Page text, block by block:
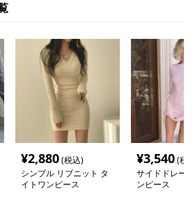
¥2,880(税込)
シンプル リブニット タ
イトワンピース
¥3,540(税
サイドドレー
ンピース